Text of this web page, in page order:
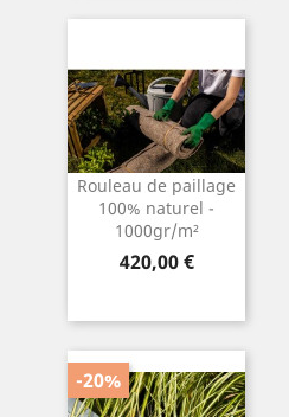
Rouleau de paillage
100% naturel -
1000gr/m²
Prix
420,00 €
-20%